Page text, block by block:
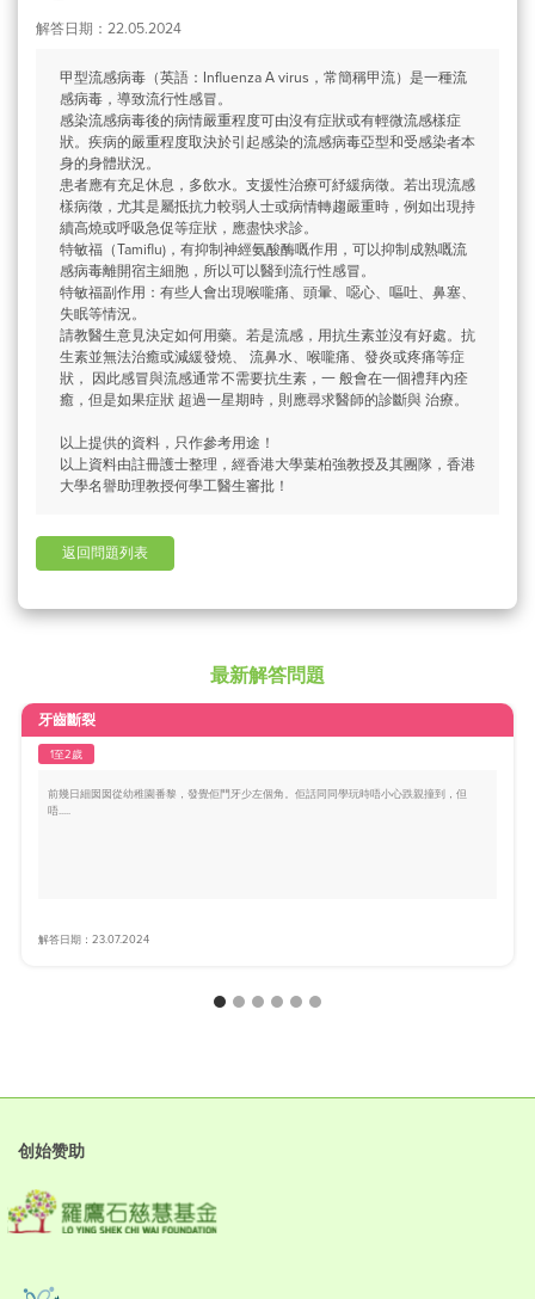
解答日期：22.05.2024
甲型流感病毒（英語：Influenza A virus，常簡稱甲流）是一種流
感病毒，導致流行性感冒。
感染流感病毒後的病情嚴重程度可由沒有症狀或有輕微流感樣症
狀。疾病的嚴重程度取決於引起感染的流感病毒亞型和受感染者本
身的身體狀況。
患者應有充足休息，多飲水。支援性治療可紓緩病徵。若出現流感
樣病徵，尤其是屬抵抗力較弱人士或病情轉趨嚴重時，例如出現持
續高燒或呼吸急促等症狀，應盡快求診。
特敏福（Tamiflu)，有抑制神經氨酸酶嘅作用，可以抑制成熟嘅流
感病毒離開宿主細胞，所以可以醫到流行性感冒。
特敏福副作用：有些人會出現喉嚨痛、頭暈、噁心、嘔吐、鼻塞、
失眠等情況。
請教醫生意見決定如何用藥。若是流感，用抗生素並沒有好處。抗
生素並無法治癒或減緩發燒、 流鼻水、喉嚨痛、發炎或疼痛等症
狀， 因此感冒與流感通常不需要抗生素，一 般會在一個禮拜內痊
癒，但是如果症狀 超過一星期時，則應尋求醫師的診斷與 治療。
以上提供的資料，只作參考用途！
以上資料由註冊護士整理，經香港大學葉柏強教授及其團隊，香港
大學名譽助理教授何學工醫生審批！
返回問題列表
最新解答問題
牙齒斷裂
1至2歲
前幾日細囡囡從幼稚園番黎，發覺佢門牙少左個角。佢話同同學玩時唔小心跌親撞到，但
唔.....
解答日期：23.07.2024
创始赞助